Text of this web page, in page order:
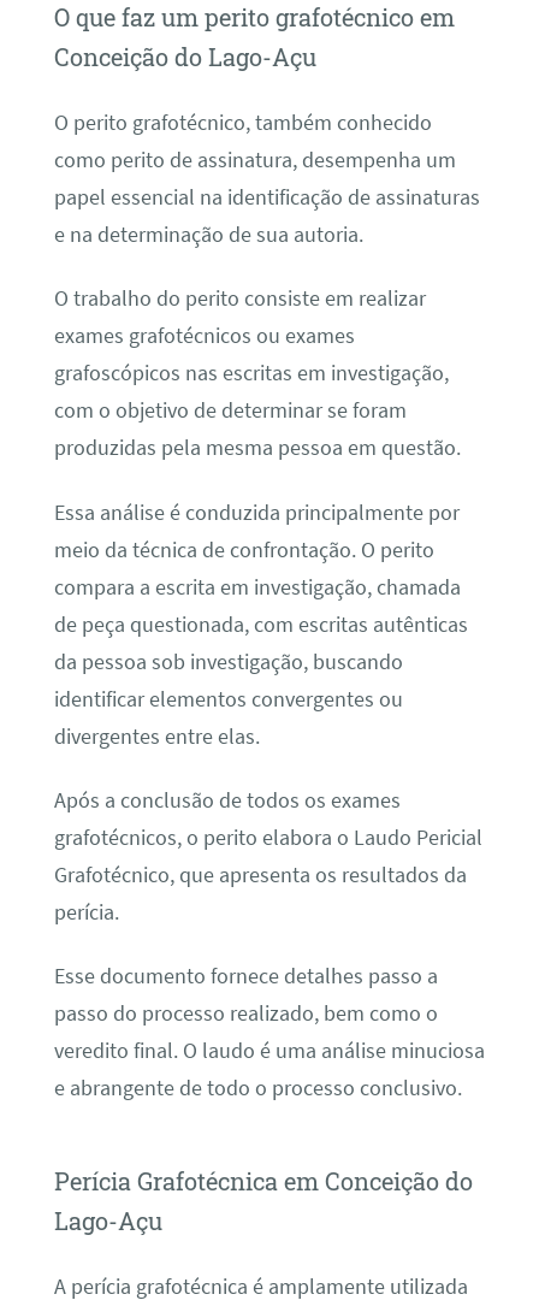
O que faz um perito grafotécnico em
Conceição do Lago-Açu
O perito grafotécnico, também conhecido
como perito de assinatura, desempenha um
papel essencial na identificação de assinaturas
e na determinação de sua autoria.
O trabalho do perito consiste em realizar
exames grafotécnicos ou exames
grafoscópicos nas escritas em investigação,
com o objetivo de determinar se foram
produzidas pela mesma pessoa em questão.
Essa análise é conduzida principalmente por
meio da técnica de confrontação. O perito
compara a escrita em investigação, chamada
de peça questionada, com escritas autênticas
da pessoa sob investigação, buscando
identificar elementos convergentes ou
divergentes entre elas.
Após a conclusão de todos os exames
grafotécnicos, o perito elabora o Laudo Pericial
Grafotécnico, que apresenta os resultados da
perícia.
Esse documento fornece detalhes passo a
passo do processo realizado, bem como o
veredito final. O laudo é uma análise minuciosa
e abrangente de todo o processo conclusivo.
Perícia Grafotécnica em Conceição do
Lago-Açu
A perícia grafotécnica é amplamente utilizada